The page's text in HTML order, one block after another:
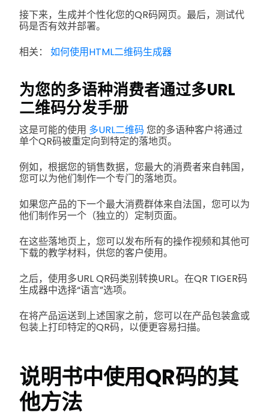
接下来，生成并个性化您的QR码网页。最后，测试代
码是否有效并部署。
相关： 如何使用HTML二维码生成器
为您的多语种消费者通过多URL
二维码分发手册
这是可能的使用 多URL二维码 您的多语种客户将通过
单个QR码被重定向到特定的落地页。
例如，根据您的销售数据，您最大的消费者来自韩国，
您可以为他们制作一个专门的落地页。
如果您产品的下一个最大消费群体来自法国，您可以为
他们制作另一个（独立的）定制页面。
在这些落地页上，您可以发布所有的操作视频和其他可
下载的教学材料，供您的客户使用。
之后，使用多URL QR码类别转换URL。在QR TIGER码
生成器中选择“语言”选项。
在将产品运送到上述国家之前，您可以在产品包装盒或
包装上打印特定的QR码，以便更容易扫描。
说明书中使用QR码的其
他方法